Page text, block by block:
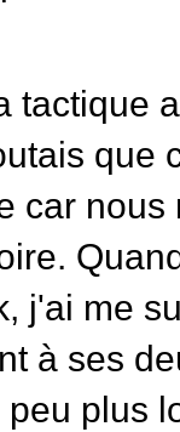
tactique
que
car
j'ai me
à ses
plus